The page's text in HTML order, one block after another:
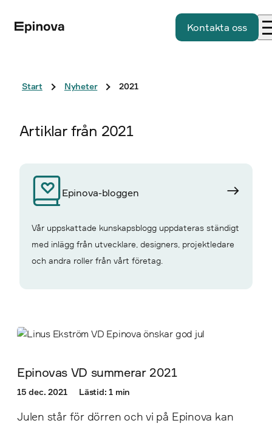
Kontakta oss
Start Nyheter 2021
Artiklar från 2021
Epinova-bloggen
Vår uppskattade kunskapsblogg uppdateras ständigt
med inlägg från utvecklare, designers, projektledare
och andra roller från vårt företag.
Epinovas VD summerar 2021
15 dec. 2021 Lästid: 1 min
Julen står för dörren och vi på Epinova kan